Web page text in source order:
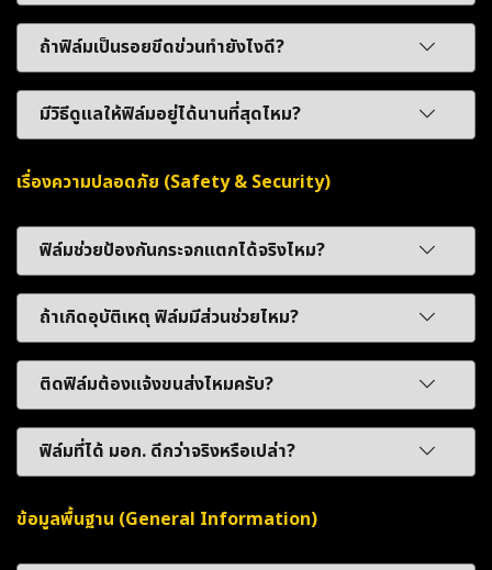
ถ้าฟิล์มเป็นรอยขีดข่วนทำยังไงดี?
มีวิธีดูแลให้ฟิล์มอยู่ได้นานที่สุดไหม?
เรื่องความปลอดภัย (Safety & Security)
ฟิล์มช่วยป้องกันกระจกแตกได้จริงไหม?
ถ้าเกิดอุบัติเหตุ ฟิล์มมีส่วนช่วยไหม?
ติดฟิล์มต้องแจ้งขนส่งไหมครับ?
ฟิล์มที่ได้ มอก. ดีกว่าจริงหรือเปล่า?
ข้อมูลพื้นฐาน (General Information)